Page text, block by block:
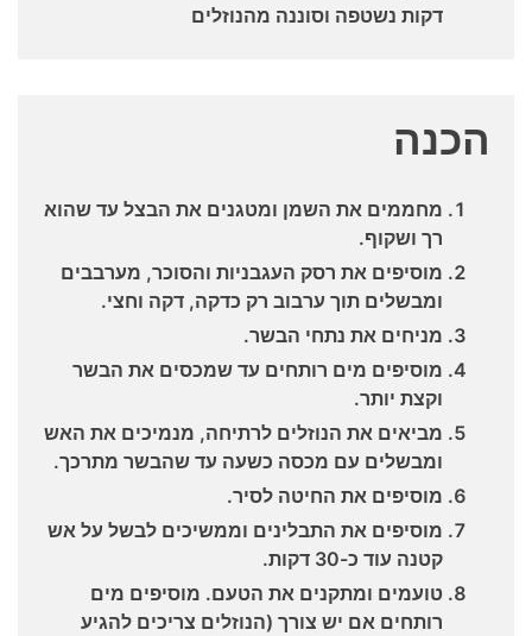
דקות נשטפה וסוננה מהנוזלים
הכנה
מחממים את השמן ומטגנים את הבצל עד שהוא
רך ושקוף.
מוסיפים את רסק העגבניות והסוכר, מערבבים
ומבשלים תוך ערבוב רק כדקה, דקה וחצי.
מניחים את נתחי הבשר.
מוסיפים מים רותחים עד שמכסים את הבשר
וקצת יותר.
מביאים את הנוזלים לרתיחה, מנמיכים את האש
ומבשלים עם מכסה כשעה עד שהבשר מתרכך.
מוסיפים את החיטה לסיר.
מוסיפים את התבלינים וממשיכים לבשל על אש
קטנה עוד כ-30 דקות.
טועמים ומתקנים את הטעם. מוסיפים מים
רותחים אם יש צורך (הנוזלים צריכים להגיע